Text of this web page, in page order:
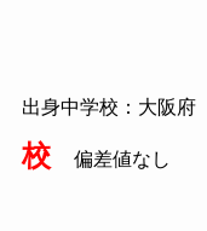
出身中学校：大阪府
校
偏差値なし